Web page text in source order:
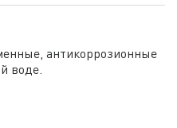
антикоррозионные
воде.